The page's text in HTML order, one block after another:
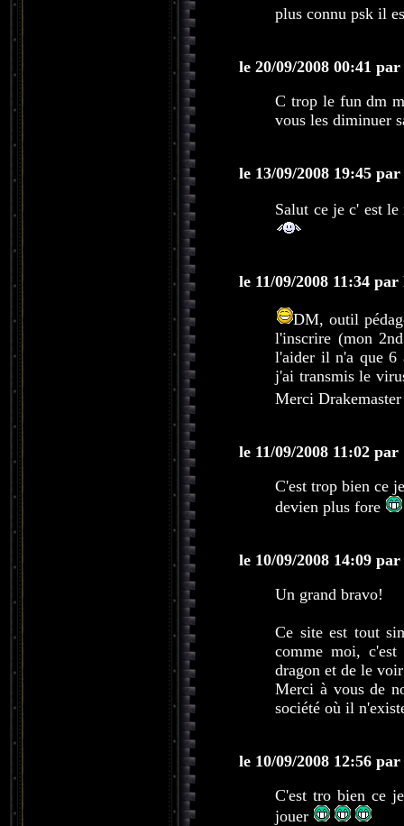
plus connu psk il
le 20/09/2008 00:41 par
C trop le fun dm
vous les diminuer
le 13/09/2008 19:45 par
Salut ce je c' est
le 11/09/2008 11:34
DM, outil
l'inscrire (mon
l'aider il n'a que 6
j'ai transmis le
Merci
le 11/09/2008 11:02 par
C'est trop bien ce
devien plus fore
le 10/09/2008 14:09 par
Un grand bravo!
Ce site est tout
comme moi,
dragon et de le
Merci à vous de
société où il
le 10/09/2008 12:56 par
C'est tro bien ce
jouer